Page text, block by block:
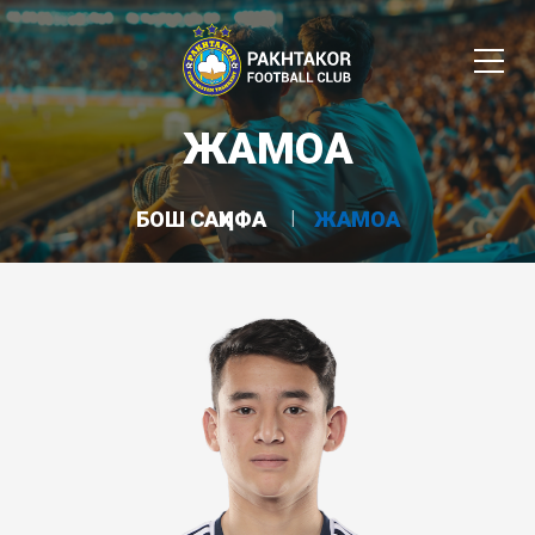
ЖАМОА
БОШ САҲИФА ЖАМОА